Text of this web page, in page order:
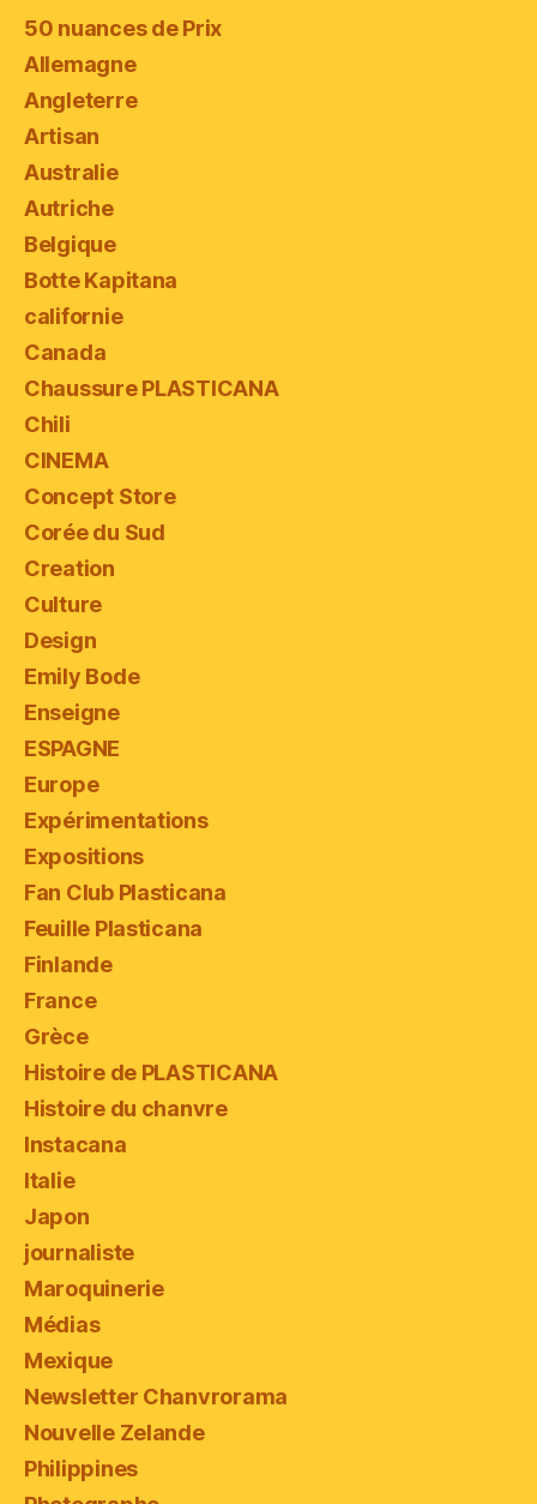
50 nuances de Prix
Allemagne
Angleterre
Artisan
Australie
Autriche
Belgique
Botte Kapitana
californie
Canada
Chaussure PLASTICANA
Chili
CINEMA
Concept Store
Corée du Sud
Creation
Culture
Design
Emily Bode
Enseigne
ESPAGNE
Europe
Expérimentations
Expositions
Fan Club Plasticana
Feuille Plasticana
Finlande
France
Grèce
Histoire de PLASTICANA
Histoire du chanvre
Instacana
Italie
Japon
journaliste
Maroquinerie
Médias
Mexique
Newsletter Chanvrorama
Nouvelle Zelande
Philippines